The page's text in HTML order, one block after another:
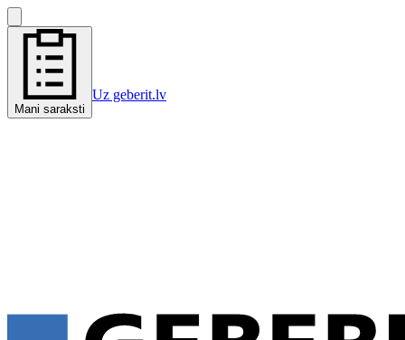
Mani saraksti
Uz geberit.lv